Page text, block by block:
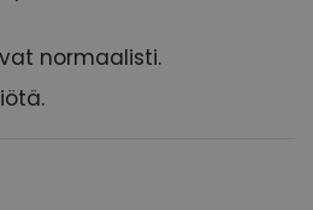
normaalisti.